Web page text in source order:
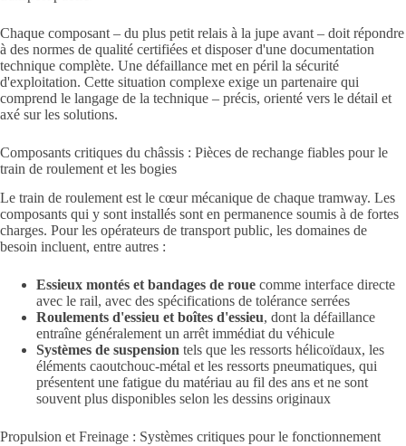
Chaque composant – du plus petit relais à la jupe avant – doit répondre
à des normes de qualité certifiées et disposer d'une documentation
technique complète. Une défaillance met en péril la sécurité
d'exploitation. Cette situation complexe exige un partenaire qui
comprend le langage de la technique – précis, orienté vers le détail et
axé sur les solutions.
Composants critiques du châssis : Pièces de rechange fiables pour le
train de roulement et les bogies
Le train de roulement est le cœur mécanique de chaque tramway. Les
composants qui y sont installés sont en permanence soumis à de fortes
charges. Pour les opérateurs de transport public, les domaines de
besoin incluent, entre autres :
Essieux montés et bandages de roue comme interface directe
avec le rail, avec des spécifications de tolérance serrées
Roulements d'essieu et boîtes d'essieu, dont la défaillance
entraîne généralement un arrêt immédiat du véhicule
Systèmes de suspension tels que les ressorts hélicoïdaux, les
éléments caoutchouc-métal et les ressorts pneumatiques, qui
présentent une fatigue du matériau au fil des ans et ne sont
souvent plus disponibles selon les dessins originaux
Propulsion et Freinage : Systèmes critiques pour le fonctionnement